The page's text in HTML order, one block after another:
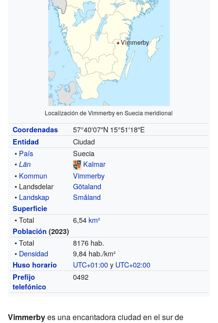
Vimmerby
Localización de Vimmerby en Suecia meridional
Coordenadas 57°40′07″N 15°51′18″E
Entidad
Ciudad
• País
Suecia
•Län
Kalmar
• Kommun
Vimmerby
• Landsdelar
Götaland
• Landskap Småland
Superficie
• Total 6,54km²
Población (2023)
• Total
8176 hab.
• Densidad 9,84 hab./km²
Huso horario UTC+01:00y UTC+02:00
Prefijo
telefónico
0492
Vimmerbyes una encantadora ciudad en el sur de